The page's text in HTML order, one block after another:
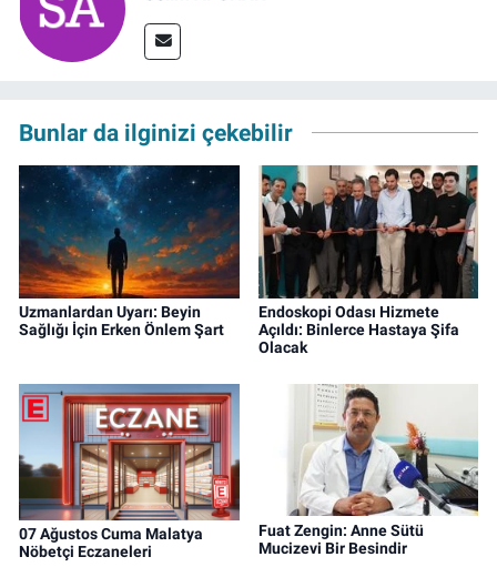
Bunlar da ilginizi çekebilir
Uzmanlardan Uyarı: Beyin
Sağlığı İçin Erken Önlem Şart
Endoskopi Odası Hizmete
Açıldı: Binlerce Hastaya Şifa
Olacak
07 Ağustos Cuma Malatya
Nöbetçi Eczaneleri
Fuat Zengin: Anne Sütü
Mucizevi Bir Besindir